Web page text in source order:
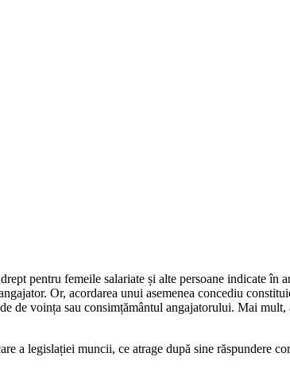
pentru femeile salariate și alte persoane indicate
Or, acordarea unui ase­menea concediu
voința sau consimțământul angajatorului. Mai mult,
a legislației muncii, ce atra­ge după sine răspundere